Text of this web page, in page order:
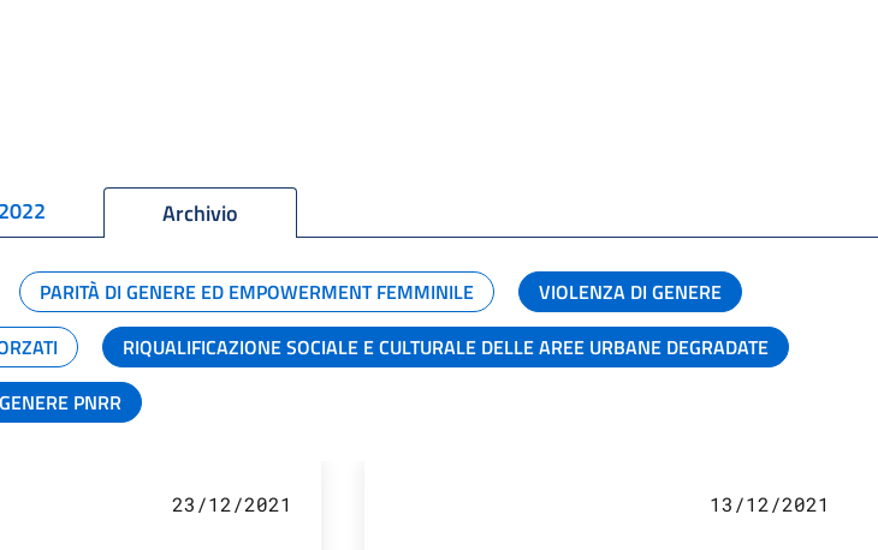
2022 Archivio
PARITÀ DI GENERE ED EMPOWERMENT FEMMINILE
VIOLENZA DI GENERE
RIQUALIFICAZIONE SOCIALE E CULTURALE DELLE AREE URBANE DEGRADATE
PNRR
23/12/2021 13/12/2021